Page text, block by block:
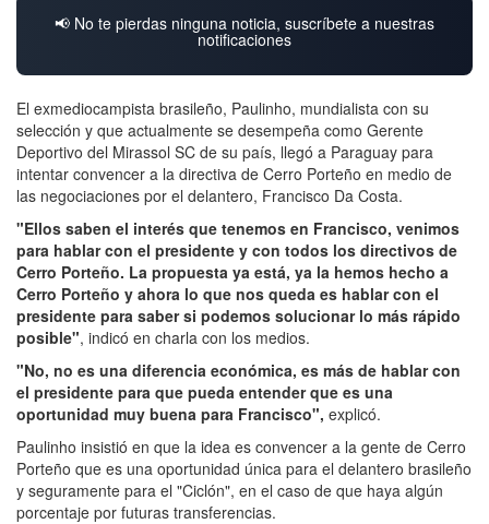
📢 No te pierdas ninguna noticia, suscríbete a nuestras
notificaciones
El exmediocampista brasileño, Paulinho, mundialista con su
selección y que actualmente se desempeña como Gerente
Deportivo del Mirassol SC de su país, llegó a Paraguay para
intentar convencer a la directiva de Cerro Porteño en medio de
las negociaciones por el delantero, Francisco Da Costa.
"Ellos saben el interés que tenemos en Francisco, venimos
para hablar con el presidente y con todos los directivos de
Cerro Porteño. La propuesta ya está, ya la hemos hecho a
Cerro Porteño y ahora lo que nos queda es hablar con el
presidente para saber si podemos solucionar lo más rápido
posible", indicó en charla con los medios.
"No, no es una diferencia económica, es más de hablar con
el presidente para que pueda entender que es una
oportunidad muy buena para Francisco", explicó.
Paulinho insistió en que la idea es convencer a la gente de Cerro
Porteño que es una oportunidad única para el delantero brasileño
y seguramente para el "Ciclón", en el caso de que haya algún
porcentaje por futuras transferencias.